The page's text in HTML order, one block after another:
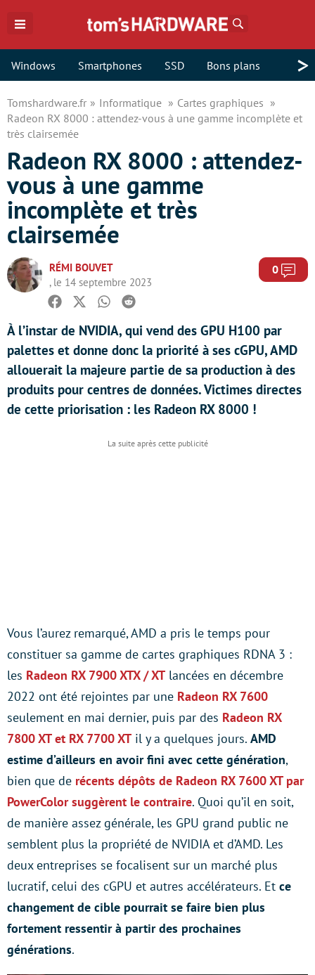
Windows Smartphones SSD Bons plans >
Tomshardware.fr Informatique
Cartes graphiques
Radeon RX 8000 : attendez-vous à une gamme incomplète et
très clairsemée
Radeon RX 8000 : attendez-
vous à une gamme
incomplète et très
clairsemée
RÉMI BOUVET
, le 14 septembre 2023
0
Facebook
TwitterWhatsapp
Reddit
À l’instar de NVIDIA, qui vend des GPU H100 par
palettes et donne donc la priorité à ses cGPU, AMD
allouerait la majeure partie de sa production à des
produits pour centres de données. Victimes directes
de cette priorisation : les Radeon RX 8000 !
Vous l’aurez remarqué, AMD a pris le temps pour
constituer sa gamme de cartes graphiques RDNA 3 :
les Radeon RX 7900 XTX / XT lancées en décembre
2022 ont été rejointes par une Radeon RX 7600
seulement en mai dernier, puis par des Radeon RX
7800 XT et RX 7700 XT il y a quelques jours. AMD
estime d’ailleurs en avoir fini avec cette génération,
bien que de récents dépôts de Radeon RX 7600 XT par
PowerColor suggèrent le contraire. Quoi qu’il en soit,
de manière assez générale, les GPU grand public ne
semblent plus la propriété de NVIDIA et d’AMD. Les
deux entreprises se focalisent sur un marché plus
lucratif, celui des cGPU et autres accélérateurs. Et ce
changement de cible pourrait se faire bien plus
fortement ressentir à partir des prochaines
générations.